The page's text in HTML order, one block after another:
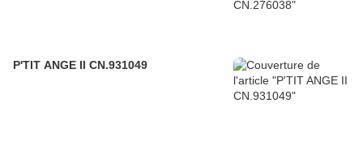
P'TIT ANGE II CN.931049